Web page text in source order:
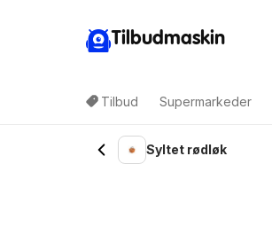
Tilbudmaskin
Tilbud Supermarkeder
Syltet rødløk